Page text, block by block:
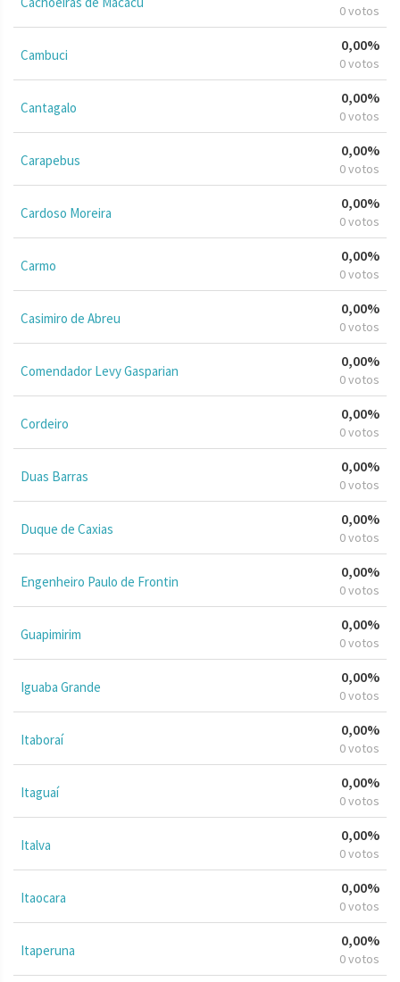
0 votos
Cambuci
0,00%
0 votos
Cantagalo
0,00%
0 votos
Carapebus
0,00%
0 votos
Cardoso Moreira
0,00%
0 votos
Carmo
0,00%
0 votos
Casimiro de Abreu
0,00%
0 votos
Comendador Levy Gasparian
0,00%
0 votos
Cordeiro
0,00%
0 votos
Duas Barras
0,00%
0 votos
Duque de Caxias
0,00%
0 votos
Engenheiro Paulo de Frontin
0,00%
0 votos
Guapimirim
0,00%
0 votos
Iguaba Grande
0,00%
0 votos
Itaboraí
0,00%
0 votos
Itaguaí
0,00%
0 votos
Italva
0,00%
0 votos
Itaocara
0,00%
0 votos
Itaperuna
0,00%
0 votos